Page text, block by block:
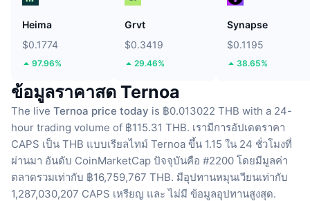
Heima
$0.1774
97.96%
Grvt
$0.3419
29.46%
Synapse
$0.1195
38.65%
ข้อมูลราคาสด Ternoa
The live Ternoa price today is ฿0.013022 THB with a 24-
hour trading volume of ฿115.31 THB. เรามีการอัปเดตราคา
CAPS เป็น THB แบบเรียลไทม์ Ternoa ขึ้น 1.15 ใน 24 ชั่วโมงที่
ผ่านมา อันดับ CoinMarketCap ปัจจุบันคือ #2200 โดยมีมูลค่า
ตลาดรวมเท่ากับ ฿16,759,767 THB. มีอุปทานหมุนเวียนเท่ากับ
1,287,030,207 CAPS เหรียญ และ ไม่มี ข้อมูลอุปทานสูงสุด.